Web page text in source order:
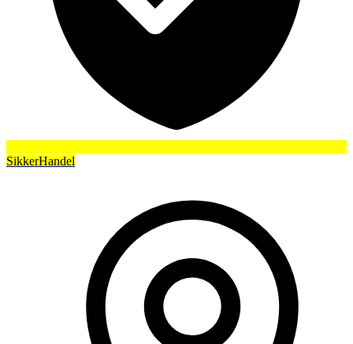
SikkerHandel